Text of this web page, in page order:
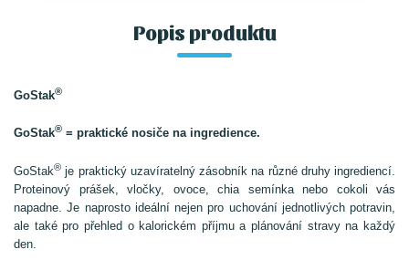
Popis produktu
GoStak®
GoStak® = praktické nosiče na ingredience.
GoStak® je praktický uzavíratelný zásobník na různé druhy ingrediencí.
Proteinový prášek, vločky, ovoce, chia semínka nebo cokoli vás
napadne. Je naprosto ideální nejen pro uchování jednotlivých potravin,
ale také pro přehled o kalorickém příjmu a plánování stravy na každý
den.